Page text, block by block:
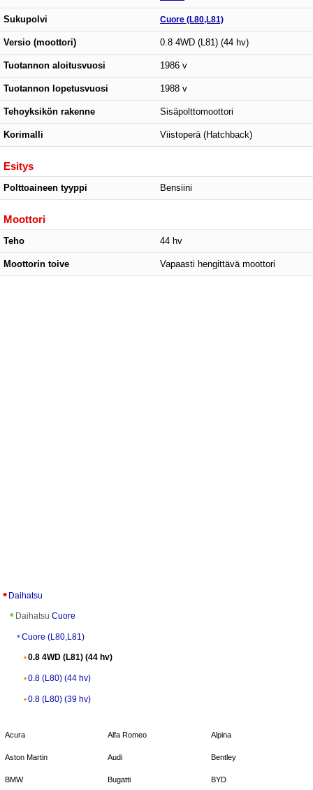
Sukupolvi Cuore (L80,L81)
Versio (moottori) 0.8 4WD (L81) (44 hv)
Tuotannon aloitusvuosi 1986 v
Tuotannon lopetusvuosi 1988 v
Tehoyksikön rakenne Sisäpolttomoottori
Korimalli Viistoperä (Hatchback)
Esitys
Polttoaineen tyyppi Bensiini
Moottori
Teho 44 hv
Moottorin toive Vapaasti hengittävä moottori
Daihatsu
Daihatsu Cuore
Cuore (L80,L81)
0.8 4WD (L81) (44 hv)
0.8 (L80) (44 hv)
0.8 (L80) (39 hv)
Acura Alfa Romeo Alpina
Aston Martin Audi Bentley
BMW Bugatti BYD